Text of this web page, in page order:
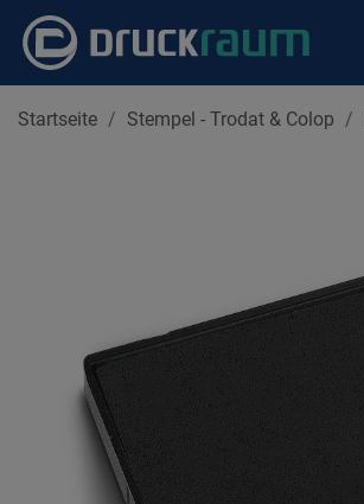
Startseite Stempel - Trodat & Colop